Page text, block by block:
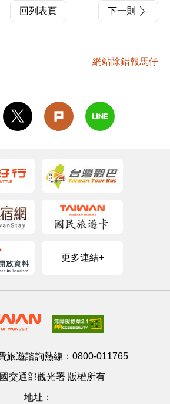
回列表頁 下一則
網站除錯報馬仔
更多連結+
旅遊諮詢熱線： 0800-011765
交通部觀光署 版權所有
地址：